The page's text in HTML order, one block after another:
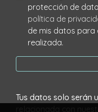
política de
de mis datos para
realizada.
Tus datos solo serán